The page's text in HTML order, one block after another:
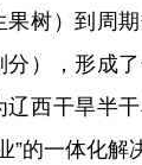
树）到周
），形成
西干旱半
”的一体化解